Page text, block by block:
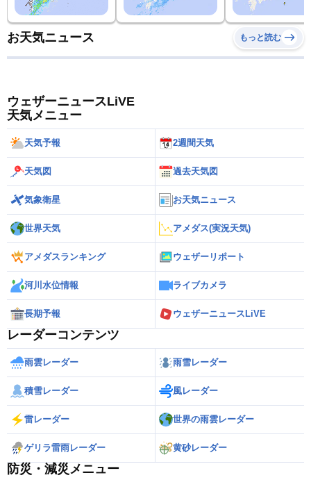
お天気ニュース もっと読む
ウェザーニュースLiVE
天気メニュー
天気予報 2週間天気
天気図 過去天気図
気象衛星 お天気ニュース
世界天気 アメダス(実況天気)
アメダスランキング ウェザーリポート
河川水位情報 ライブカメラ
長期予報 ウェザーニュースLiVE
レーダーコンテンツ
雨雲レーダー 雨雪レーダー
積雪レーダー 風レーダー
雷レーダー 世界の雨雲レーダー
ゲリラ雷雨レーダー 黄砂レーダー
防災・減災メニュー